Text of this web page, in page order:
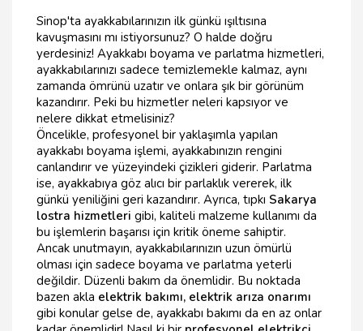
Sinop'ta ayakkabılarınızın ilk günkü ışıltısına
kavuşmasını mı istiyorsunuz? O halde doğru
yerdesiniz! Ayakkabı boyama ve parlatma hizmetleri,
ayakkabılarınızı sadece temizlemekle kalmaz, aynı
zamanda ömrünü uzatır ve onlara şık bir görünüm
kazandırır. Peki bu hizmetler neleri kapsıyor ve
nelere dikkat etmelisiniz?
Öncelikle, profesyonel bir yaklaşımla yapılan
ayakkabı boyama işlemi, ayakkabınızın rengini
canlandırır ve yüzeyindeki çizikleri giderir. Parlatma
ise, ayakkabıya göz alıcı bir parlaklık vererek, ilk
günkü yeniliğini geri kazandırır. Ayrıca, tıpkı Sakarya
lostra hizmetleri gibi, kaliteli malzeme kullanımı da
bu işlemlerin başarısı için kritik öneme sahiptir.
Ancak unutmayın, ayakkabılarınızın uzun ömürlü
olması için sadece boyama ve parlatma yeterli
değildir. Düzenli bakım da önemlidir. Bu noktada
bazen akla elektrik bakımı, elektrik arıza onarımı
gibi konular gelse de, ayakkabı bakımı da en az onlar